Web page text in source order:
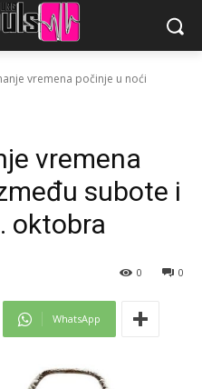
vremena počinje u noći
vremena
subote i
oktobra
0
0
WhatsApp